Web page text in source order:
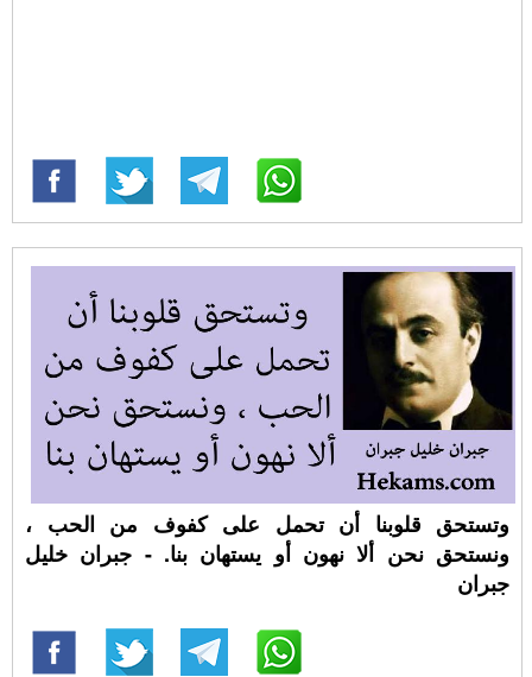
وتستحق قلوبنا أن تحمل على كفوف من الحب ،
ونستحق نحن ألا نهون أو يستهان بنا. - جبران خليل
جبران